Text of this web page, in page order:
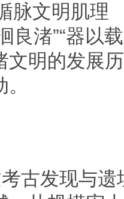
脉文明肌理
良渚”“器以
文明的发展
考古发现与